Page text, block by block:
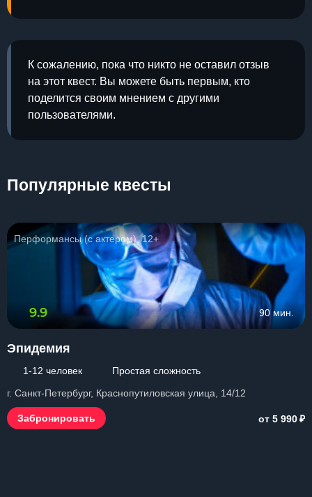
К сожалению, пока что никто не оставил отзыв
на этот квест. Вы можете быть первым, кто
поделится своим мнением с другими
пользователями.
Популярные квесты
Перформансы (с актером), 12+
9.9 90 мин.
Эпидемия
1-12 человек
Простая сложность
г. Санкт-Петербург, Краснопутиловская улица, 14/12
Забронировать от 5 990₽